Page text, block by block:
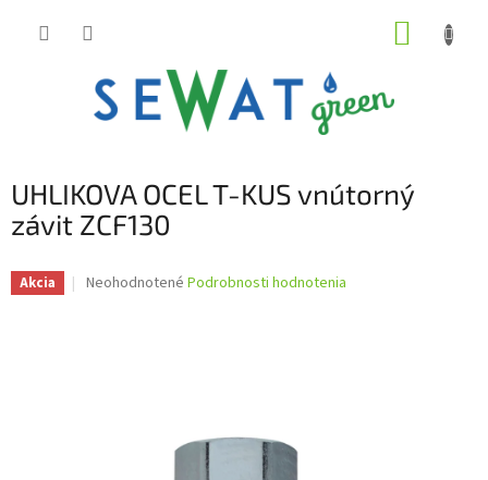
UHLIKOVA OCEL T-KUS vnútorný
závit ZCF130
Akcia
Priemerné
Neohodnotené Podrobnosti hodnotenia